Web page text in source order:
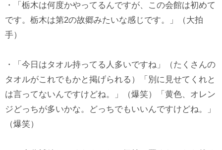
・「栃木は何度かやってるんですが、この会館は初めて
です。栃木は第2の故郷みたいな感じです。」（大拍
手）
・「今日はタオル持ってる人多いですね」（たくさんの
タオルがこれでもかと掲げられる）「別に見せてくれと
は言ってないんですけどね。」（爆笑）「黄色、オレン
ジどっちが多いかな。どっちでもいいんですけどね。」
（爆笑）